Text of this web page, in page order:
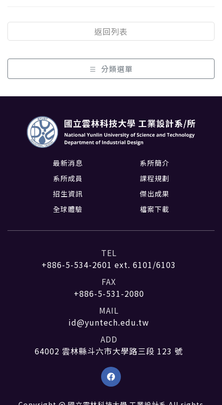
分類選單
返回列表
最新消息
系所簡介
系所成員
課程規劃
招生資訊
傑出成果
全球體驗
檔案下載
TEL
+886-5-534-2601 ext. 6101/6103
FAX
+886-5-531-2080
MAIL
id@yuntech.edu.tw
ADD
64002 雲林縣斗六市大學路三段 123 號